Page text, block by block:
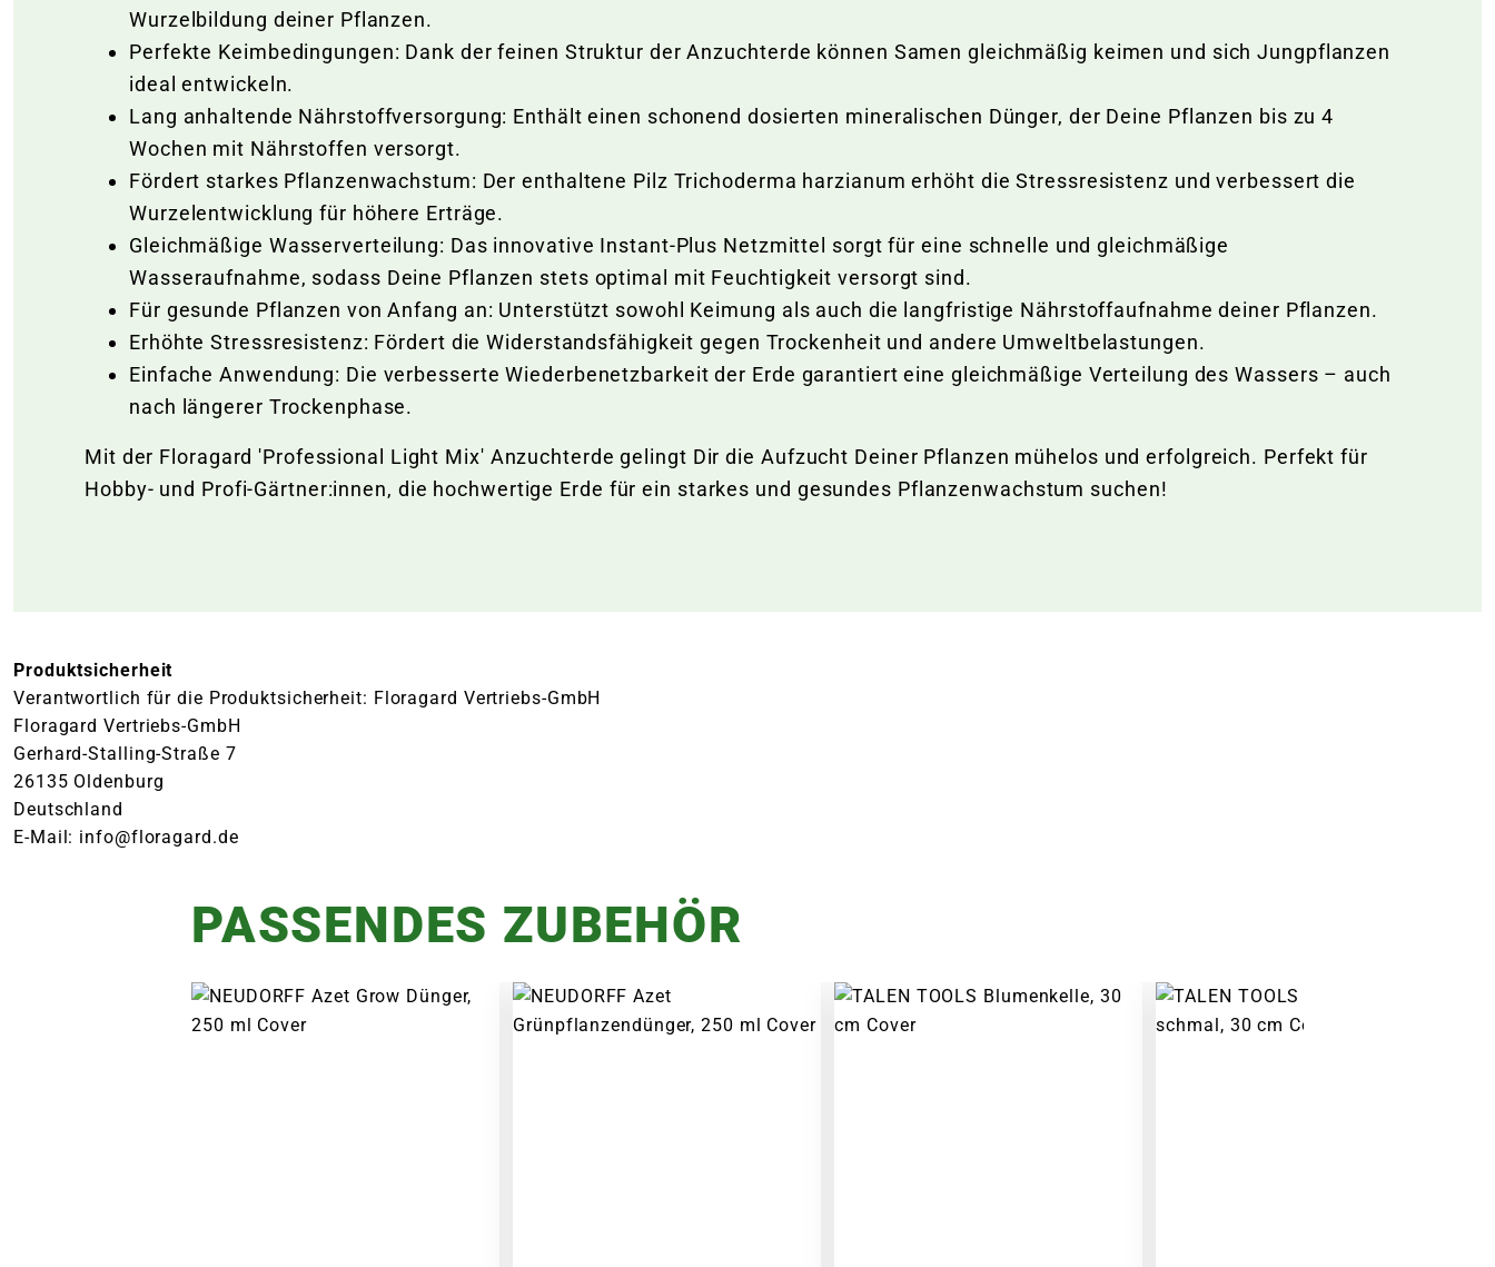
Wurzelbildung deiner Pflanzen.
Perfekte Keimbedingungen: Dank der feinen Struktur der Anzuchterde können Samen gleichmäßig keimen und sich Jungpflanzen
ideal entwickeln.
Lang anhaltende Nährstoffversorgung: Enthält einen schonend dosierten mineralischen Dünger, der Deine Pflanzen bis zu 4
Wochen mit Nährstoffen versorgt.
Fördert starkes Pflanzenwachstum: Der enthaltene Pilz Trichoderma harzianum erhöht die Stressresistenz und verbessert die
Wurzelentwicklung für höhere Erträge.
Gleichmäßige Wasserverteilung: Das innovative Instant-Plus Netzmittel sorgt für eine schnelle und gleichmäßige
Wasseraufnahme, sodass Deine Pflanzen stets optimal mit Feuchtigkeit versorgt sind.
Für gesunde Pflanzen von Anfang an: Unterstützt sowohl Keimung als auch die langfristige Nährstoffaufnahme deiner Pflanzen.
Erhöhte Stressresistenz: Fördert die Widerstandsfähigkeit gegen Trockenheit und andere Umweltbelastungen.
Einfache Anwendung: Die verbesserte Wiederbenetzbarkeit der Erde garantiert eine gleichmäßige Verteilung des Wassers – auch
nach längerer Trockenphase.
Mit der Floragard 'Professional Light Mix' Anzuchterde gelingt Dir die Aufzucht Deiner Pflanzen mühelos und erfolgreich. Perfekt für
Hobby- und Profi-Gärtner:innen, die hochwertige Erde für ein starkes und gesundes Pflanzenwachstum suchen!
Produktsicherheit
Verantwortlich für die Produktsicherheit: Floragard Vertriebs-GmbH
Floragard Vertriebs-GmbH
Gerhard-Stalling-Straße 7
26135 Oldenburg
Deutschland
E-Mail: info@floragard.de
PASSENDES ZUBEHÖR